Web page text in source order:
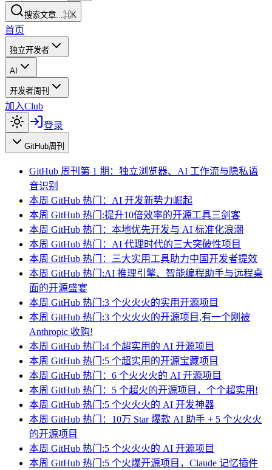
搜索文章...⌘K
首页
独立开发者
AI
开发者周刊
加入Club
登录
GitHub周刊
GitHub 周刊第 1 期：独立浏览器、AI 工作流与隐私语
音识别
本周 GitHub 热门：AI 开发新势力崛起
本周 GitHub 热门:提升10倍效率的开源工具三剑客
本周 GitHub 热门：本地优先开发与 AI 标准化浪潮
本周 GitHub 热门：AI 代理时代的三大突破性项目
本周 GitHub 热门：三大实用工具助力中国开发者提效
本周 GitHub 热门:AI 推理引擎、智能编程助手与远程桌
面的开源盛宴
本周 GitHub 热门:3 个火火火的实用开源项目
本周 GitHub 热门:3 个火火火的开源项目,有一个刚被
Anthropic 收购!
本周 GitHub 热门:4 个超实用的 AI 开源项目
本周 GitHub 热门:5 个超实用的开源宝藏项目
本周 GitHub 热门：6 个火火火的 AI 开源项目
本周 GitHub 热门：5 个超火的开源项目，个个超实用!
本周 GitHub 热门:5 个火火火的 AI 开发神器
本周 GitHub 热门：10万 Star 爆款 AI 助手 + 5 个火火火
的开源项目
本周 GitHub 热门:5 个火火火的 AI 开源项目
本周 GitHub 热门:5 个火爆开源项目，Claude 记忆插件